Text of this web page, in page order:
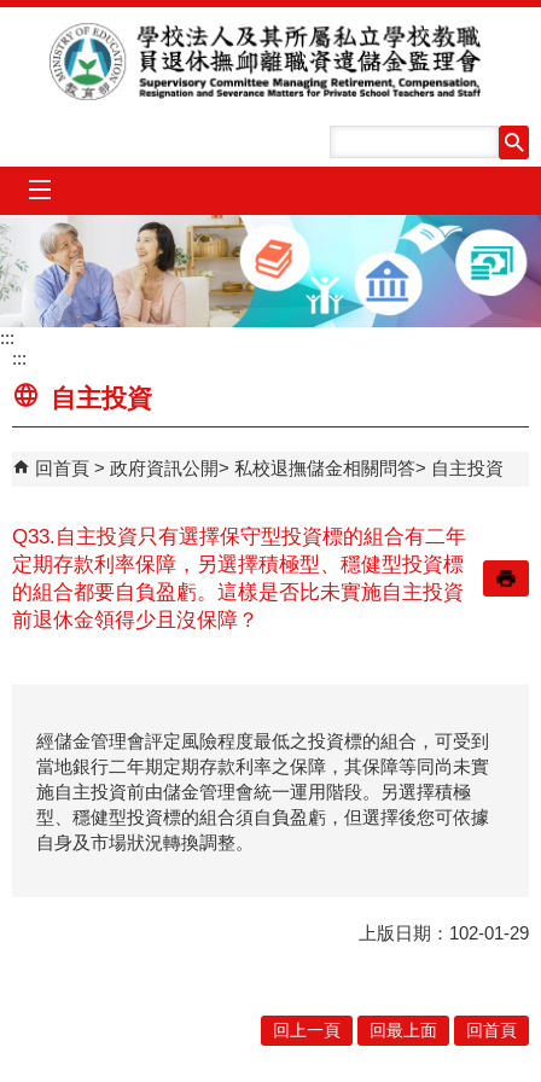
跳到主要內容區塊
:::
:::
自主投資
回首頁 政府資訊公開 私校退撫儲金相關問答 自主投資
Q33.自主投資只有選擇保守型投資標的組合有二年
定期存款利率保障，另選擇積極型、穩健型投資標
的組合都要自負盈虧。這樣是否比未實施自主投資
前退休金領得少且沒保障？
經儲金管理會評定風險程度最低之投資標的組合，可受到
當地銀行二年期定期存款利率之保障，其保障等同尚未實
施自主投資前由儲金管理會統一運用階段。另選擇積極
型、穩健型投資標的組合須自負盈虧，但選擇後您可依據
自身及市場狀況轉換調整。
上版日期：102-01-29
回上一頁 回最上面 回首頁